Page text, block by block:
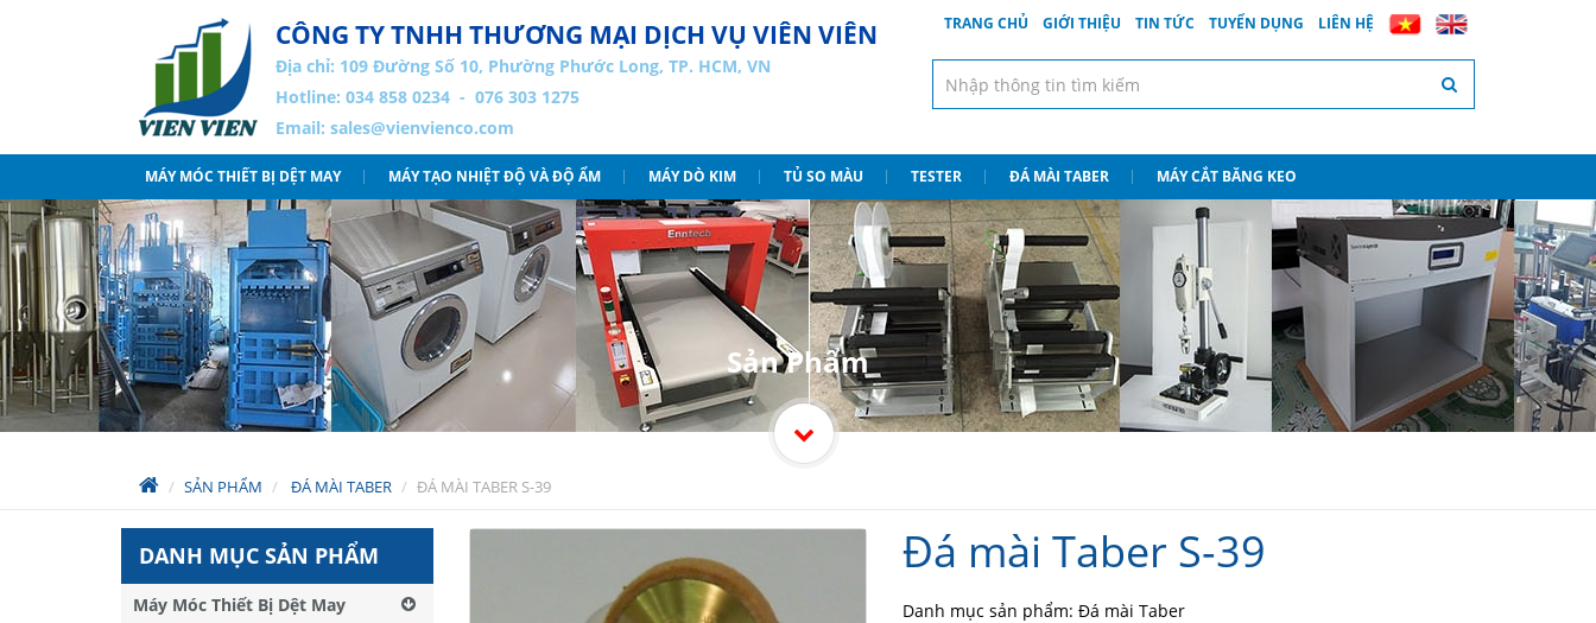
CÔNG TY TNHH THƯƠNG MẠI DỊCH VỤ VIÊN VIÊN
Địa chỉ: 109 Đường Số 10, Phường Phước Long, TP. HCM, VN
Hotline: 034 858 0234 - 076 303 1275
Email: sales@vienvienco.com
TRANG CHỦ GIỚI THIỆU TIN TỨC TUYỂN DỤNG LIÊN HỆ
MÁY MÓC THIẾT BỊ DỆT MAY MÁY TẠO NHIỆT ĐỘ VÀ ĐỘ ẨM MÁY DÒ KIM TỦ SO MÀU TESTER ĐÁ MÀI TABER MÁY CẮT BĂNG KEO
SẢN PHẨM ĐÁ MÀI TABER ĐÁ MÀI TABER S-39
Sản Phẩm
Đá mài Taber S-39
Danh mục sản phẩm: Đá mài Taber
DANH MỤC SẢN PHẨM
Máy Móc Thiết Bị Dệt May